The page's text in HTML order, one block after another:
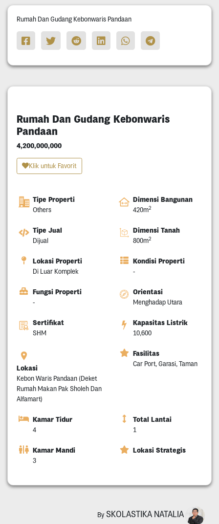
Rumah Dan Gudang Kebonwaris Pandaan
Rumah Dan Gudang Kebonwaris
Pandaan
4,200,000,000
Klik untuk Favorit
Tipe Properti
Others
Dimensi Bangunan
420m2
Tipe Jual
Dijual
Dimensi Tanah
800m2
Lokasi Properti
Di Luar Komplek
Kondisi Properti
-
Fungsi Properti
-
Orientasi
Menghadap Utara
Sertifikat
SHM
Kapasitas Listrik
10,600
Lokasi
Kebon Waris Pandaan (Deket
Rumah Makan Pak Sholeh Dan
Alfamart)
Fasilitas
Car Port, Garasi, Taman
Kamar Tidur
4
Total Lantai
1
Kamar Mandi
3
Lokasi Strategis
By SKOLASTIKA NATALIA